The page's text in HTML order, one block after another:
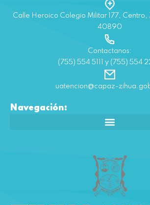
Calle Heroico Colegio Militar 177,
40890
Contactanos:
(755) 554 5111 y (755) 554
uatencion@capaz-
Navegación: